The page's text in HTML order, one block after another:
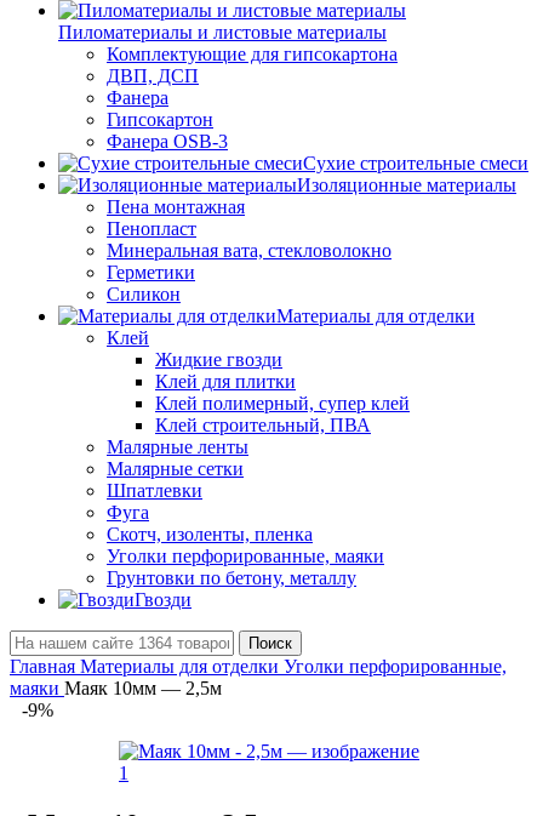
Пиломатериалы и листовые материалы
Комплектующие для гипсокартона
ДВП, ДСП
Фанера
Гипсокартон
Фанера OSB-3
Сухие строительные смеси
Изоляционные материалы
Пена монтажная
Пенопласт
Минеральная вата, стекловолокно
Герметики
Силикон
Материалы для отделки
Клей
Жидкие гвозди
Клей для плитки
Клей полимерный, супер клей
Клей строительный, ПВА
Малярные ленты
Малярные сетки
Шпатлевки
Фуга
Скотч, изоленты, пленка
Уголки перфорированные, маяки
Грунтовки по бетону, металлу
Гвозди
Поиск
Главная Материалы для отделки Уголки перфорированные,
маяки Маяк 10мм — 2,5м
-9%